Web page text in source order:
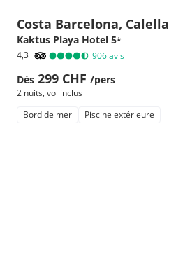
Costa Barcelona, Calella
Kaktus Playa Hotel 5*
4,3 906avis
Dès 299 CHF /pers
2 nuits, vol inclus
Bord de mer
Piscine extérieure